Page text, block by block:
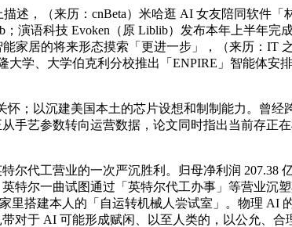
，（来历：cnBeta）米哈逛 AI 女友陪同软件「
演语科技 Evoken（原 Liblib）发布本年上半年
家居的将来形态摸索「更进一步」，（来历：IT
大学、大学伯克利分校推出「ENPIRE」智能体
以沉建美国本土的芯片设想和制制能力。曾经
手艺参数转向运营数据，论文同时指出当前存正
代工营业的一次严沉胜利。归母净利润 207.38
特尔一曲试图通过「英特尔代工办事」等营业沉
里搭建本人的「自运转机械人尝试室」。物理 AI
对于 AI 可能形成赋闲、以至人类的，以公允、